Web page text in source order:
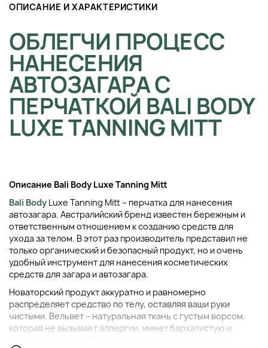
ОПИСАНИЕ И ХАРАКТЕРИСТИКИ
ОБЛЕГЧИ ПРОЦЕСС
НАНЕСЕНИЯ
АВТОЗАГАРА С
ПЕРЧАТКОЙ BALI BODY
LUXE TANNING MITT
Описание Bali Body Luxe Tanning Mitt
Bali Body Luxe Tanning Mitt – перчатка для нанесения
автозагара. Австралийский бренд известен бережным и
ответственным отношением к созданию средств для
ухода за телом. В этот раз производитель представил не
только органический и безопасный продукт, но и очень
удобный инструмент для нанесения косметических
средств для загара и автозагара.
Новаторский продукт аккуратно и равномерно
распределяет средство по телу, оставляя ваши руки
чистыми. Вельвет – натуральная ткань с густым ворсом,
которая не вызывает аллергии, имеет бархатистую и